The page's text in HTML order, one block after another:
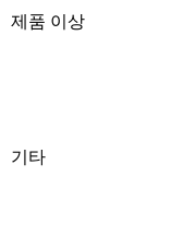
제품 이상
기타